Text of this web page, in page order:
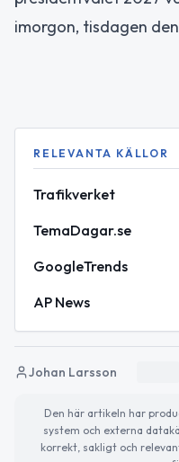
imorgon, tisdagen
RELEVANTA KÄLLOR
Trafikverket
TemaDagar.se
GoogleTrends
AP News
Johan Larsson
Den här artikeln har
system och externa
korrekt, sakligt och